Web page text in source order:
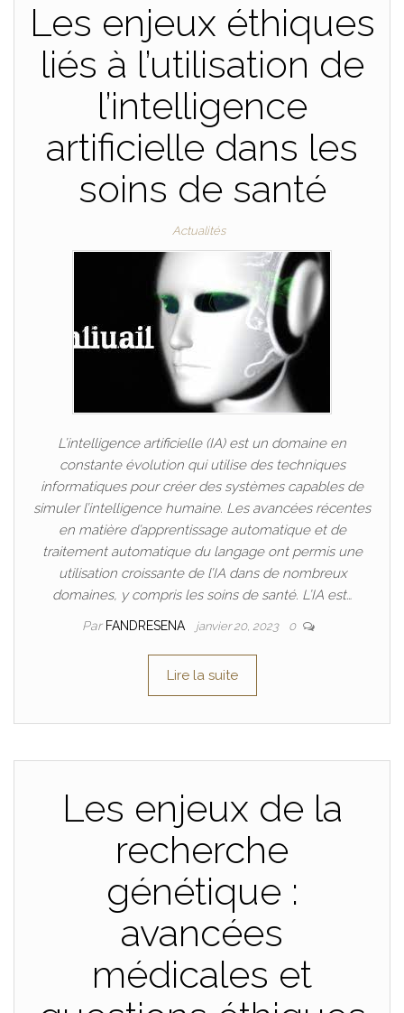
Les enjeux éthiques
liés à l’utilisation de
l’intelligence
artificielle dans les
soins de santé
Actualités
L’intelligence artificielle (IA) est un domaine en
constante évolution qui utilise des techniques
informatiques pour créer des systèmes capables de
simuler l’intelligence humaine. Les avancées récentes
en matière d’apprentissage automatique et de
traitement automatique du langage ont permis une
utilisation croissante de l’IA dans de nombreux
domaines, y compris les soins de santé. L’IA est…
Par FANDRESENA janvier 20, 2023 0
Lire la suite
Les enjeux de la
recherche
génétique :
avancées
médicales et